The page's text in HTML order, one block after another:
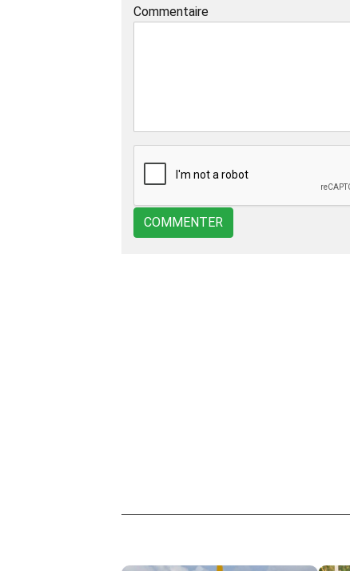
Commentaire
COMMENTER